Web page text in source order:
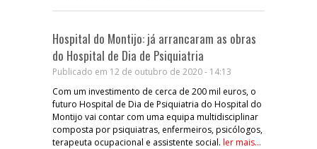
Hospital do Montijo: já arrancaram as obras
do Hospital de Dia de Psiquiatria
Publicado em 12 de outubro de 2020 - 14:13
Com um investimento de cerca de 200 mil euros, o
futuro Hospital de Dia de Psiquiatria do Hospital do
Montijo vai contar com uma equipa multidisciplinar
composta por psiquiatras, enfermeiros, psicólogos,
terapeuta ocupacional e assistente social. ler mais...